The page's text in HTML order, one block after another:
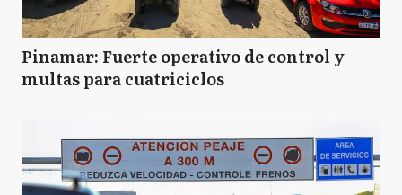
Pinamar: Fuerte operativo de control y
multas para cuatriciclos